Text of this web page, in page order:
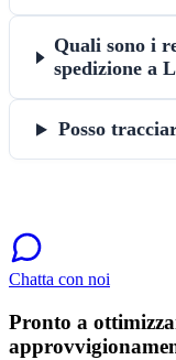
Quali sono i
spedizione a
Posso
Chatta con noi
Pronto a